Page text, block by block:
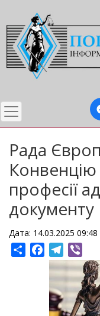
до
основного
вмісту
Рада
професії
документу
Дата: 14.03.2025 09:48
ShareFacebookTelegram